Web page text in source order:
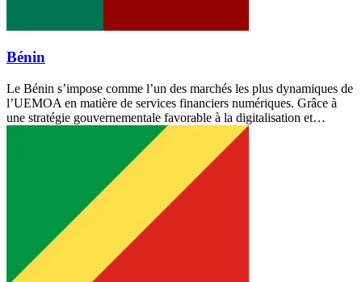
Bénin
Le Bénin s’impose comme l’un des marchés les plus dynamiques de
l’UEMOA en matière de services financiers numériques. Grâce à
une stratégie gouvernementale favorable à la digitalisation et…